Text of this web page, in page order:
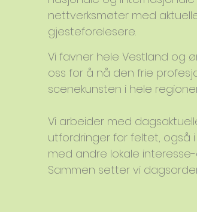
nettverksmøter med
gjesteforelesere.
Vi favner hele Vestland og
oss for å nå den frie
scenekunsten i hele
Vi arbeider med
utfordringer for feltet, også
med andre lokale
Sammen setter vi